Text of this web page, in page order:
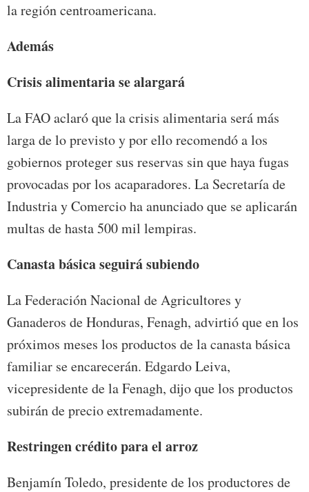
la región centroamericana.
Además
Crisis alimentaria se alargará
La FAO aclaró que la crisis alimentaria será más
larga de lo previsto y por ello recomendó a los
gobiernos proteger sus reservas sin que haya fugas
provocadas por los acaparadores. La Secretaría de
Industria y Comercio ha anunciado que se aplicarán
multas de hasta 500 mil lempiras.
Canasta básica seguirá subiendo
La Federación Nacional de Agricultores y
Ganaderos de Honduras, Fenagh, advirtió que en los
próximos meses los productos de la canasta básica
familiar se encarecerán. Edgardo Leiva,
vicepresidente de la Fenagh, dijo que los productos
subirán de precio extremadamente.
Restringen crédito para el arroz
Benjamín Toledo, presidente de los productores de